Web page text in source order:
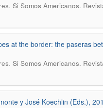
. Si Somos Americanos.
at the border: the paseras
. Si Somos Americanos.
y José Koechlin (Eds.),